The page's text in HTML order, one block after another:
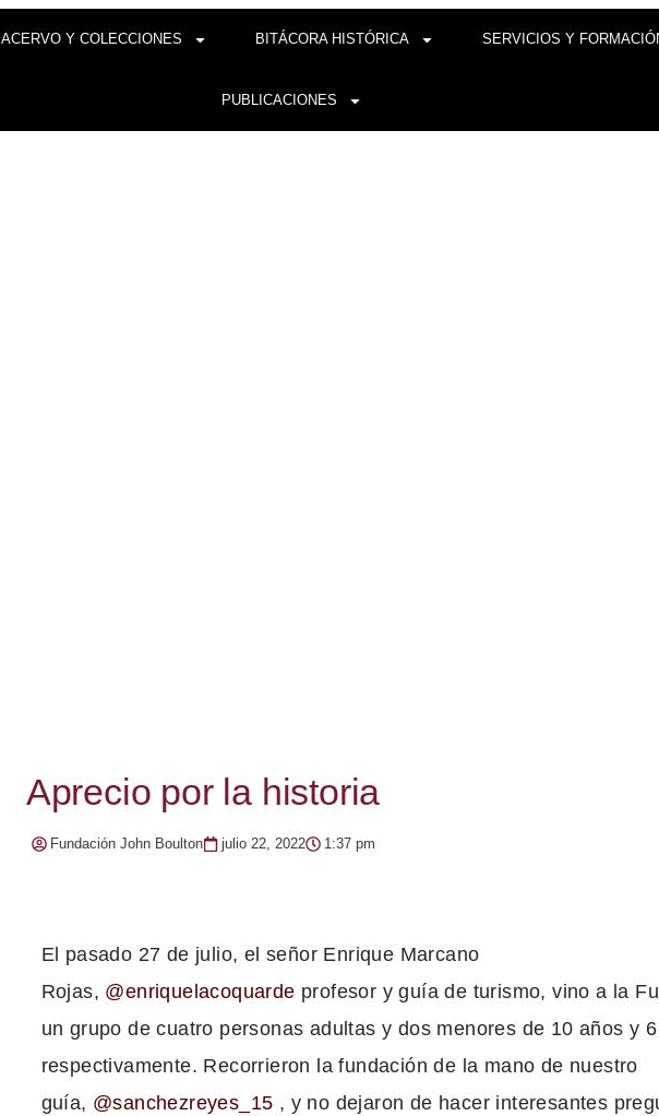
ACERVO Y COLECCIONES BITÁCORA HISTÓRICA SERVICIOS Y
PUBLICACIONES
Aprecio por la historia
Fundación John Boulton julio 22, 2022 1:37 pm
El pasado 27 de julio, el señor Enrique Marcano
Rojas, @enriquelacoquarde profesor y guía de turismo, vino a la
un grupo de cuatro personas adultas y dos menores de 10 años y
respectivamente. Recorrieron la fundación de la mano de nuestro
guía, @sanchezreyes_15 , y no dejaron de hacer interesantes